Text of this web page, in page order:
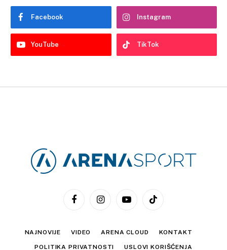
Facebook Instagram
YouTube TikTok
FacebookInstagramYouTubeTikTok
NAJNOVIJE VIDEO ARENA CLOUD KONTAKT
POLITIKA PRIVATNOSTI USLOVI KORIŠĆENJA